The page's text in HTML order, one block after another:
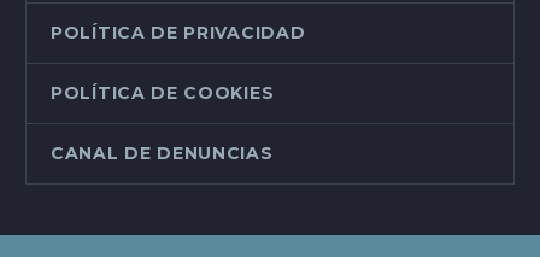
POLÍTICA DE PRIVACIDAD
POLÍTICA DE COOKIES
CANAL DE DENUNCIAS